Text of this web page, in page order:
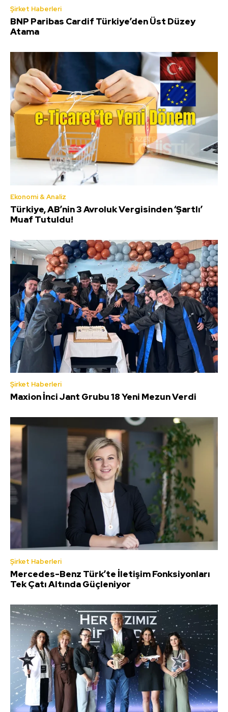
Şirket Haberleri
BNP Paribas Cardif Türkiye’den Üst Düzey
Atama
Ekonomi & Analiz
Türkiye, AB’nin 3 Avroluk Vergisinden ‘Şartlı’
Muaf Tutuldu!
Şirket Haberleri
Maxion İnci Jant Grubu 18 Yeni Mezun Verdi
Şirket Haberleri
Mercedes-Benz Türk’te İletişim Fonksiyonları
Tek Çatı Altında Güçleniyor